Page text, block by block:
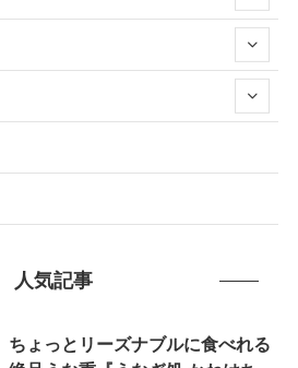
人気記事
ちょっとリーズナブルに食べれる